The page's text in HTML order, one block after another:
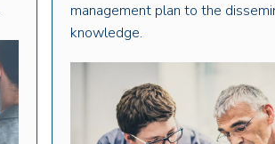
management plan to the
knowledge.